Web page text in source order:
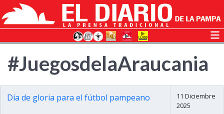
#JuegosdelaAraucania
Día de gloria para el fútbol pampeano
11 Diciembre
2025